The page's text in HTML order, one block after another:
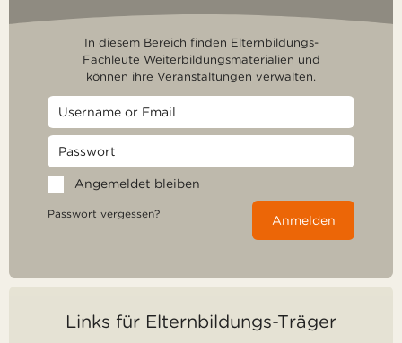
In diesem Bereich finden Elternbildungs-
Fachleute Weiterbildungsmaterialien und
können ihre Veranstaltungen verwalten.
Angemeldet bleiben
Passwort vergessen? Anmelden
Links für Elternbildungs-Träger